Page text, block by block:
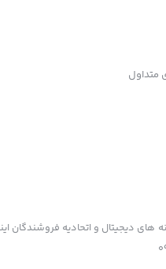
دیجیتال و اتحادیه فروشندگان